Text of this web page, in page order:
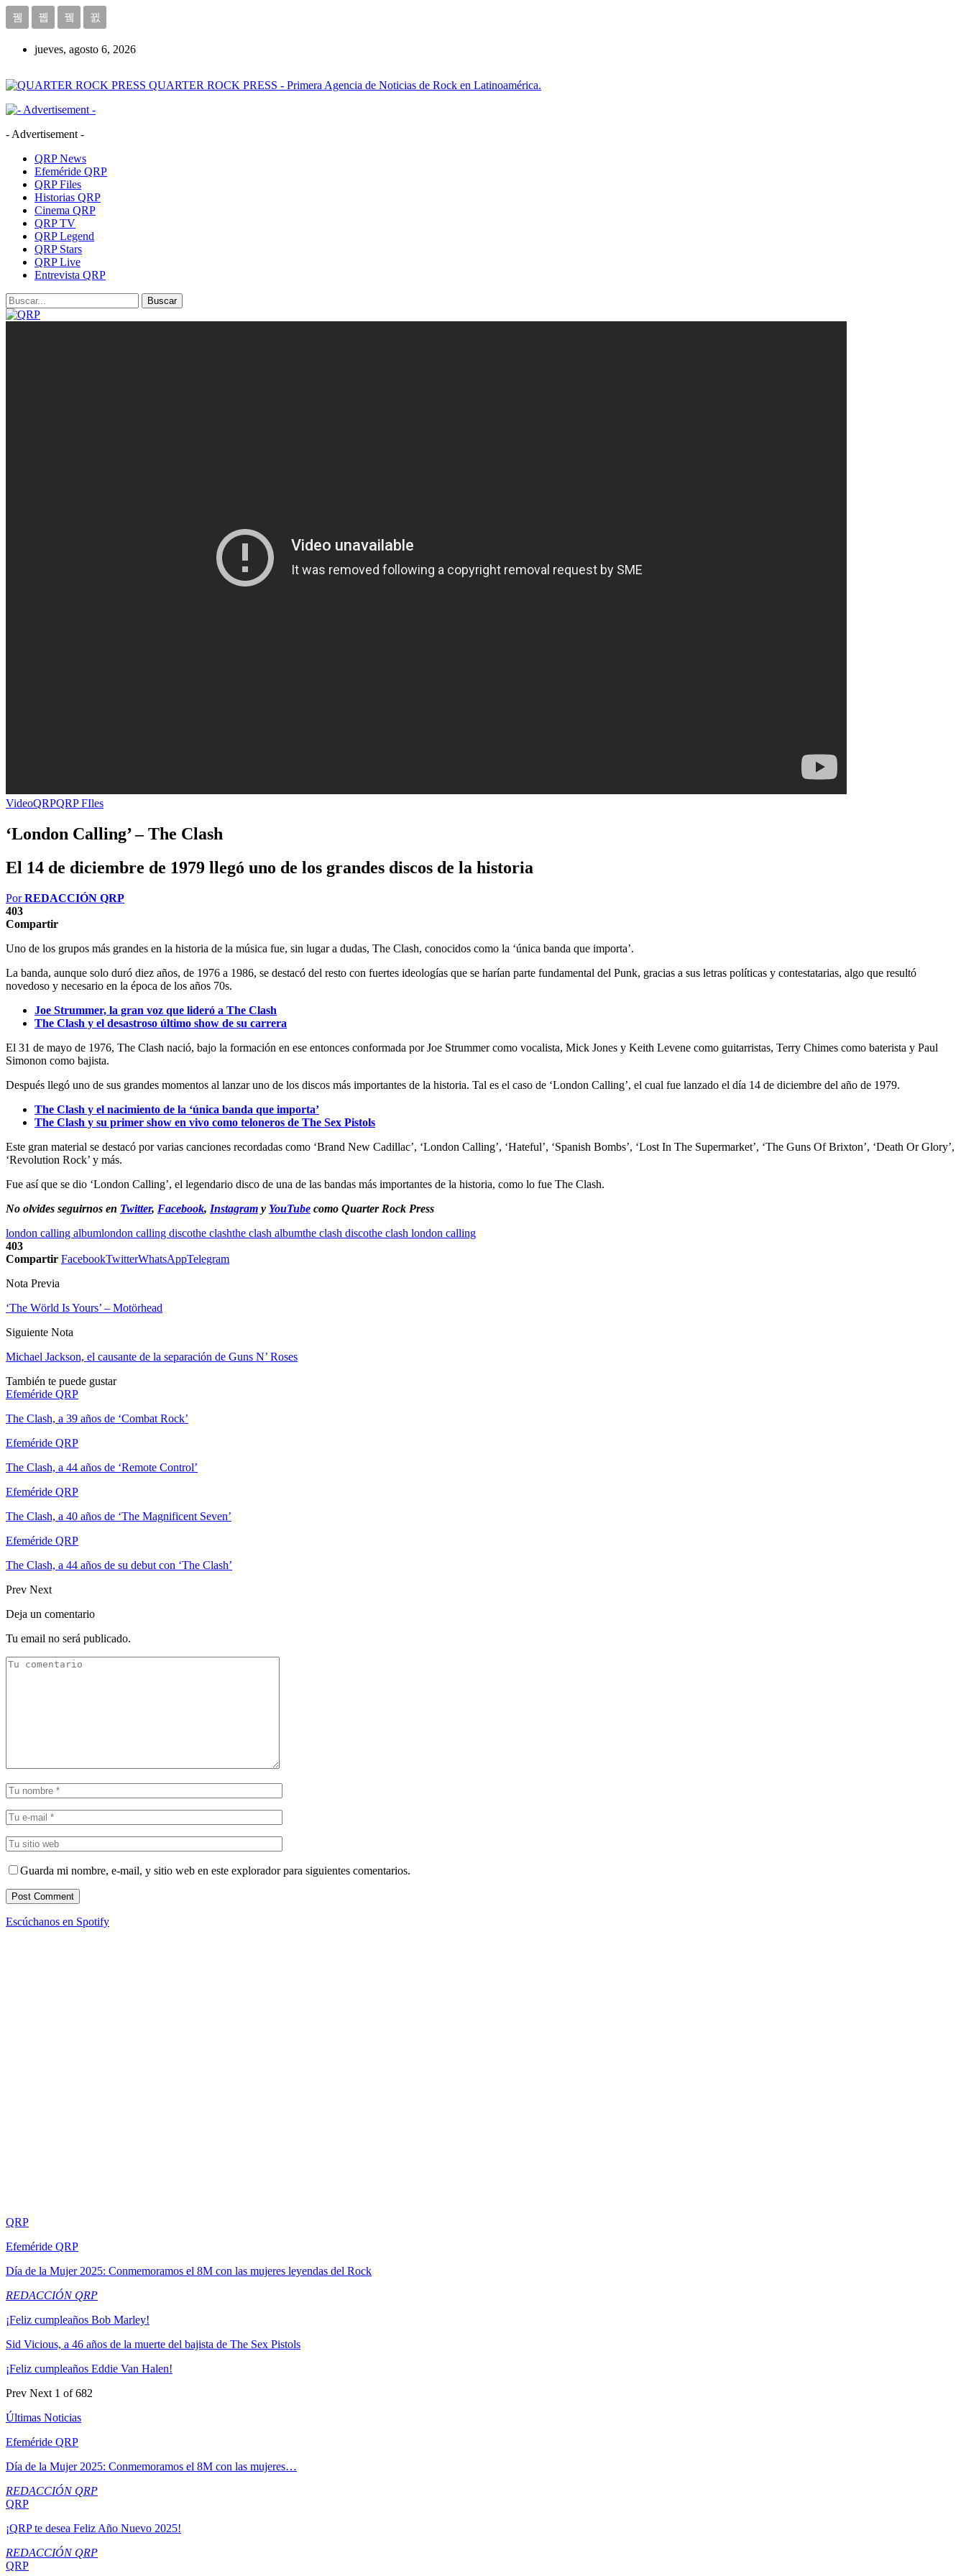
jueves, agosto 6, 2026
QUARTER ROCK PRESS - Primera Agencia de Noticias de Rock en Latinoamérica.
- Advertisement -
QRP News
Efeméride QRP
QRP Files
Historias QRP
Cinema QRP
QRP TV
QRP Legend
QRP Stars
QRP Live
Entrevista QRP
VideoQRPQRP FIles
‘London Calling’ – The Clash
El 14 de diciembre de 1979 llegó uno de los grandes discos de la historia
PorREDACCIÓN QRP
403
Compartir
Uno de los grupos más grandes en la historia de la música fue, sin lugar a dudas, The Clash, conocidos como la ‘única banda que importa’.
La banda, aunque solo duró diez años, de 1976 a 1986, se destacó del resto con fuertes ideologías que se harían parte fundamental del Punk, gracias a sus letras políticas y contestatarias, algo que resultó
novedoso y necesario en la época de los años 70s.
Joe Strummer, la gran voz que lideró a The Clash
The Clash y el desastroso último show de su carrera
El 31 de mayo de 1976, The Clash nació, bajo la formación en ese entonces conformada por Joe Strummer como vocalista, Mick Jones y Keith Levene como guitarristas, Terry Chimes como baterista y Paul
Simonon como bajista.
Después llegó uno de sus grandes momentos al lanzar uno de los discos más importantes de la historia. Tal es el caso de ‘London Calling’, el cual fue lanzado el día 14 de diciembre del año de 1979.
The Clash y el nacimiento de la ‘única banda que importa’
The Clash y su primer show en vivo como teloneros de The Sex Pistols
Este gran material se destacó por varias canciones recordadas como ‘Brand New Cadillac’, ‘London Calling’, ‘Hateful’, ‘Spanish Bombs’, ‘Lost In The Supermarket’, ‘The Guns Of Brixton’, ‘Death Or Glory’,
‘Revolution Rock’ y más.
Fue así que se dio ‘London Calling’, el legendario disco de una de las bandas más importantes de la historia, como lo fue The Clash.
No olvides seguirnos en Twitter, Facebook, Instagram y YouTube como Quarter Rock Press
london calling albumlondon calling discothe clashthe clash albumthe clash discothe clash london calling
403
Compartir FacebookTwitterWhatsAppTelegram
Nota Previa
‘The Wörld Is Yours’ – Motörhead
Siguiente Nota
Michael Jackson, el causante de la separación de Guns N’ Roses
También te puede gustar
Efeméride QRP
The Clash, a 39 años de ‘Combat Rock’
Efeméride QRP
The Clash, a 44 años de ‘Remote Control’
Efeméride QRP
The Clash, a 40 años de ‘The Magnificent Seven’
Efeméride QRP
The Clash, a 44 años de su debut con ‘The Clash’
Prev Next
Deja un comentario
Tu email no será publicado.
Guarda mi nombre, e-mail, y sitio web en este explorador para siguientes comentarios.
Escúchanos en Spotify
QRP
Efeméride QRP
Día de la Mujer 2025: Conmemoramos el 8M con las mujeres leyendas del Rock
REDACCIÓN QRP
¡Feliz cumpleaños Bob Marley!
Sid Vicious, a 46 años de la muerte del bajista de The Sex Pistols
¡Feliz cumpleaños Eddie Van Halen!
Prev Next 1 of 682
Últimas Noticias
Efeméride QRP
Día de la Mujer 2025: Conmemoramos el 8M con las mujeres…
REDACCIÓN QRP
QRP
¡QRP te desea Feliz Año Nuevo 2025!
REDACCIÓN QRP
QRP